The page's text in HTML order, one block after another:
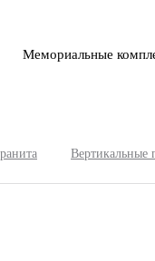
Мемориальные
Вертикальные